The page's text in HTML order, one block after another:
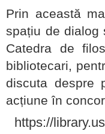
Prin această
spațiu de dialog
Catedra de
bibliotecari,
discuta despre
acțiune în
https://